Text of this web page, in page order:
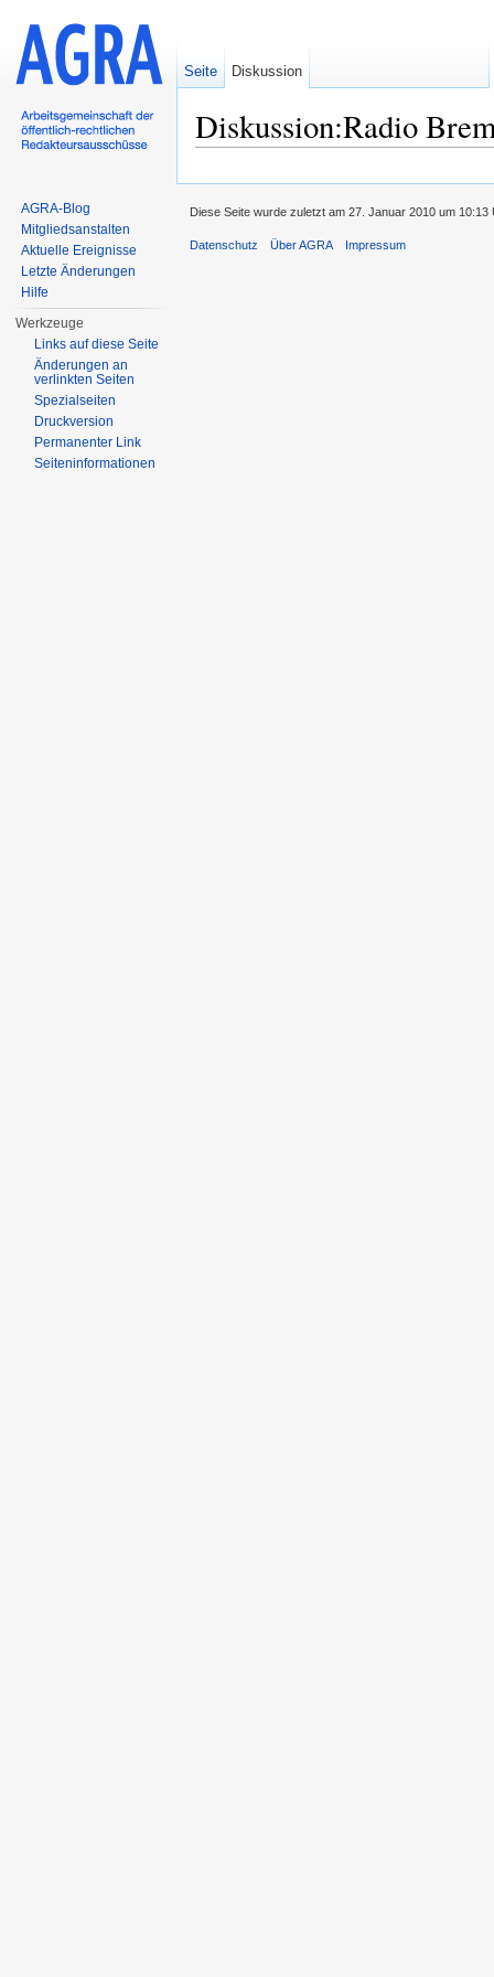
Diskussion:Radio
Seite Diskussion
AGRA-Blog
Mitgliedsanstalten
Aktuelle Ereignisse
Letzte Änderungen
Hilfe
Werkzeuge
Links auf diese Seite
Änderungen an
verlinkten Seiten
Spezialseiten
Druckversion
Permanenter Link
Seiten­informationen
Diese Seite wurde zuletzt am 27. Januar 2010 um 10:13
Datenschutz Über AGRA Impressum